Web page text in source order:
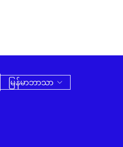
မြန်မာဘာသာ